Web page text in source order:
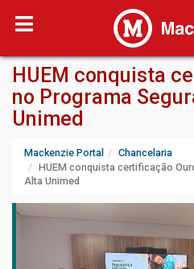
HUEM conquista
no Programa
Unimed
Mackenzie Portal
Chancelaria
HUEM conquista certificação
Alta Unimed